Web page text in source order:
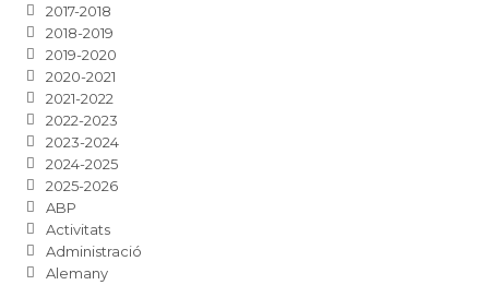
2017-2018
2018-2019
2019-2020
2020-2021
2021-2022
2022-2023
2023-2024
2024-2025
2025-2026
ABP
Activitats
Administració
Alemany